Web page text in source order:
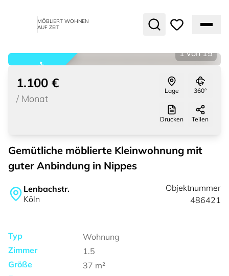
MÖBLIERT WOHNEN
AUF ZEIT
vermietet
1 von 15
1.100 €
/ Monat
Lage 360°
Drucken Teilen
Gemütliche möblierte Kleinwohnung mit
guter Anbindung in Nippes
Lenbachstr.
Köln
Objektnummer
486421
Typ
Wohnung
Zimmer
1.5
Größe
37 m²